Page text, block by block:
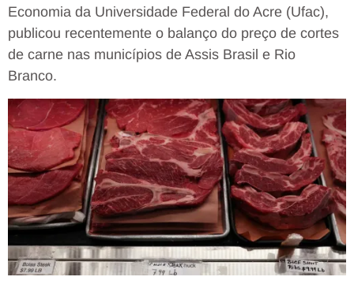
Economia da Universidade Federal do Acre (Ufac),
publicou recentemente o balanço do preço de cortes
de carne nas municípios de Assis Brasil e Rio
Branco.